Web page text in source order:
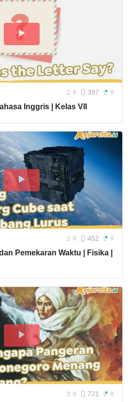
0 397 0
Inggris | Kelas VII
0 452 0
Pemekaran Waktu | Fisika |
0 721 0